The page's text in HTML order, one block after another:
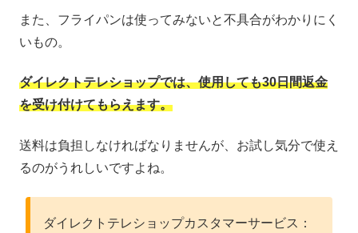
また、フライパンは使ってみないと不具合がわかりにく
いもの。
ダイレクトテレショップでは、使用しても30日間返金
を受け付けてもらえます。
送料は負担しなければなりませんが、お試し気分で使え
るのがうれしいですよね。
ダイレクトテレショップカスタマーサービス：